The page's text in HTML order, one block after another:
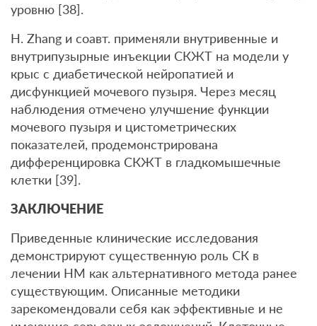
уровню [38].
H. Zhang и соавт. применяли внутривенные и
внутрипузырные инъекции СКЖТ на модели у
крыс с диабетической нейропатией и
дисфункцией мочевого пузыря. Через месяц
наблюдения отмечено улучшение функции
мочевого пузыря и цистометрических
показателей, продемонстрирована
дифференцировка СКЖТ в гладкомышечные
клетки [39].
ЗАКЛЮЧЕНИЕ
Приведенные клинические исследования
демонстрируют существенную роль СК в
лечении НМ как альтернативного метода ранее
существующим. Описанные методики
зарекомендовали себя как эффективные и не